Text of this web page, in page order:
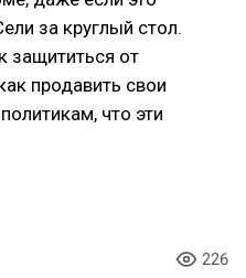
за круглый стол.
защититься от
продавить свои
что эти
226